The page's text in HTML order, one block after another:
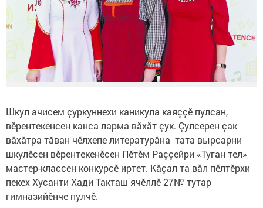
Шкул ачисем çуркуннехи каникула каяççӗ пулсан,
вӗрентекенсен канса ларма вăхăт çук. Çулсерен çак
вăхăтра тăван чӗлхепе литературăна тата вырсарни
шкулӗсен вӗрентекенӗсен Пӗтӗм Раççейри «Туган тел»
мастер-классен конкурсӗ иртет. Кăçал та вăл пӗлтӗрхи
пекех Хусанти Хади Такташ ячӗллӗ 27№ тутар
гимназийӗнче пулчӗ.